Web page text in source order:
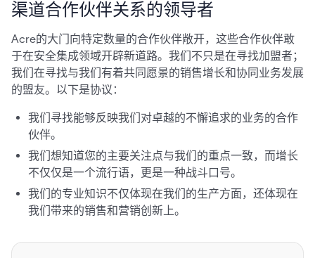
渠道合作伙伴关系的领导者
Acre的大门向特定数量的合作伙伴敞开，这些合作伙伴敢
于在安全集成领域开辟新道路。我们不只是在寻找加盟者；
我们在寻找与我们有着共同愿景的销售增长和协同业务发展
的盟友。以下是协议：
我们寻找能够反映我们对卓越的不懈追求的业务的合作
伙伴。
我们想知道您的主要关注点与我们的重点一致，而增长
不仅仅是一个流行语，更是一种战斗口号。
我们的专业知识不仅体现在我们的生产方面，还体现在
我们带来的销售和营销创新上。